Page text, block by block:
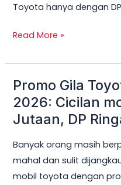
Toyota hanya dengan
Daftar
+
2026!
Read More »
Promo Gila
2026: Cicilan
Jutaan, DP
Banyak orang masih
mahal dan sulit
mobil toyota dengan
Promo
Gila
Toyota
2026:
Cicilan
mobil